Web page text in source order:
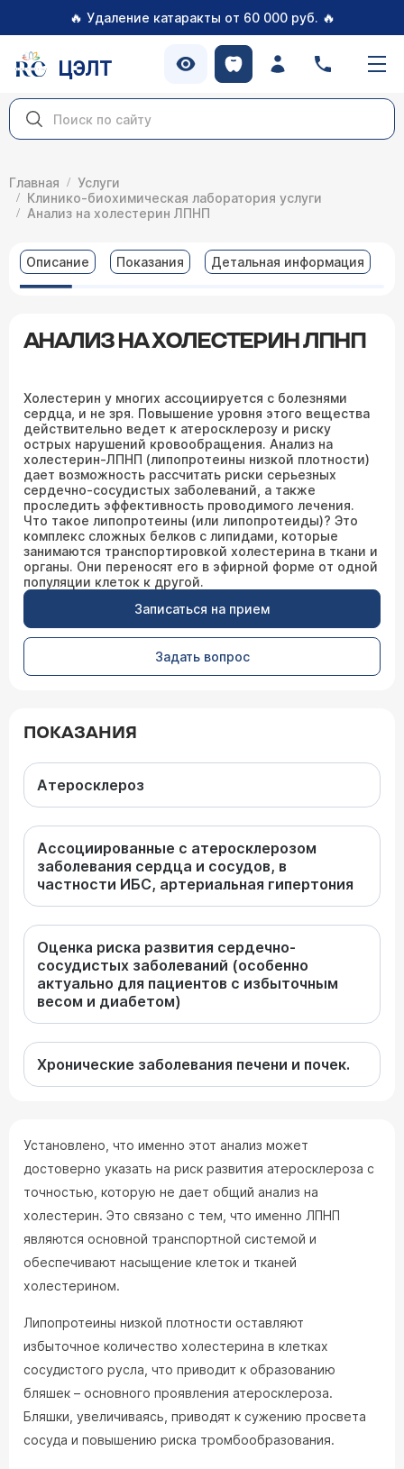
🔥 Удаление катаракты от 60 000 руб. 🔥
ЦЭЛТ
Главная
Услуги
Клинико-биохимическая лаборатория услуги
Анализ на холестерин ЛПНП
Описание Показания Детальная информация
АНАЛИЗ НА ХОЛЕСТЕРИН ЛПНП
Холестерин у многих ассоциируется с болезнями
сердца, и не зря. Повышение уровня этого вещества
действительно ведет к атеросклерозу и риску
острых нарушений кровообращения. Анализ на
холестерин-ЛПНП (липопротеины низкой плотности)
дает возможность рассчитать риски серьезных
сердечно-сосудистых заболеваний, а также
проследить эффективность проводимого лечения.
Что такое липопротеины (или липопротеиды)? Это
комплекс сложных белков с липидами, которые
занимаются транспортировкой холестерина в ткани и
органы. Они переносят его в эфирной форме от одной
популяции клеток к другой.
Записаться на прием
Задать вопрос
ПОКАЗАНИЯ
Атеросклероз
Ассоциированные с атеросклерозом
заболевания сердца и сосудов, в
частности ИБС, артериальная гипертония
Оценка риска развития сердечно-
сосудистых заболеваний (особенно
актуально для пациентов с избыточным
весом и диабетом)
Хронические заболевания печени и почек.
Установлено, что именно этот анализ может
достоверно указать на риск развития атеросклероза с
точностью, которую не дает общий анализ на
холестерин. Это связано с тем, что именно ЛПНП
являются основной транспортной системой и
обеспечивают насыщение клеток и тканей
холестерином.
Липопротеины низкой плотности оставляют
избыточное количество холестерина в клетках
сосудистого русла, что приводит к образованию
бляшек – основного проявления атеросклероза.
Бляшки, увеличиваясь, приводят к сужению просвета
сосуда и повышению риска тромбообразования.